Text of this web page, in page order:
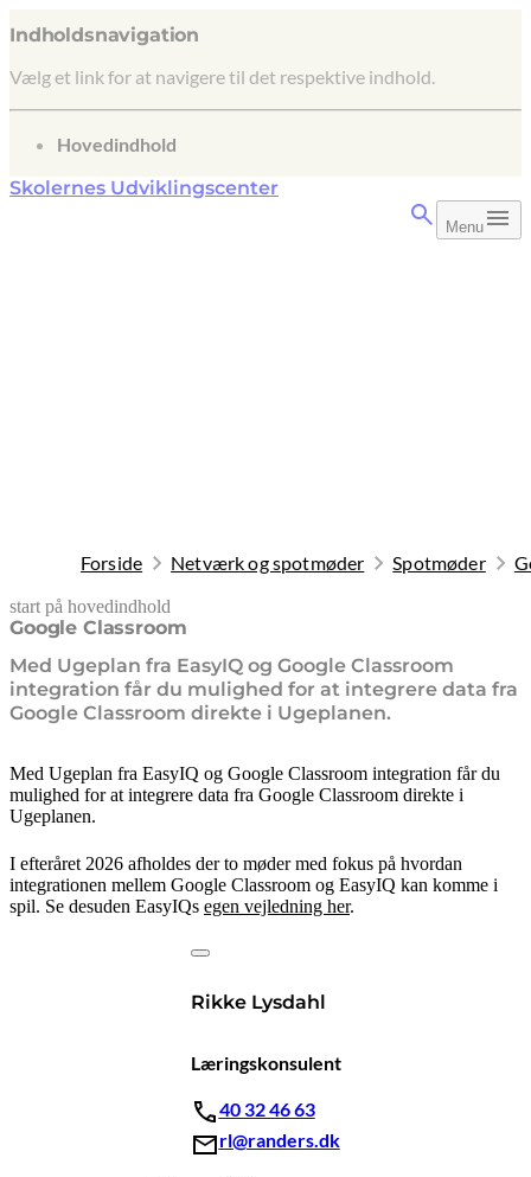
Indholdsnavigation
Vælg et link for at navigere til det respektive indhold.
gå til
Hovedindhold
Skolernes Udviklingscenter
Menu
Forside Netværk og spotmøder Spotmøder
start på hovedindhold
Google Classroom
Med Ugeplan fra EasyIQ og Google Classroom
integration får du mulighed for at integrere data fra
Google Classroom direkte i Ugeplanen.
senest opdateret 21. maj 2026
Med Ugeplan fra EasyIQ og Google Classroom integration får du
mulighed for at integrere data fra Google Classroom direkte i
Ugeplanen.
I efteråret 2026 afholdes der to møder med fokus på hvordan
integrationen mellem Google Classroom og EasyIQ kan komme i
spil. Se desuden EasyIQs egen vejledning her.
Rikke Lysdahl
Læringskonsulent
40 32 46 63
rl@randers.dk